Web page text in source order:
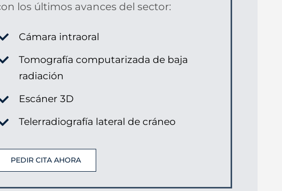
los últimos avances del sector:
Cámara intraoral
Tomografía computarizada de baja
radiación
Escáner 3D
Telerradiografía lateral de cráneo
PEDIR CITA AHORA